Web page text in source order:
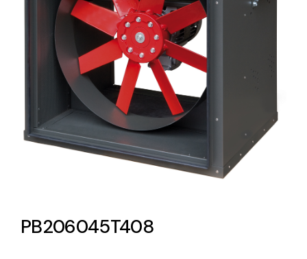
Lighting and Electrical
Equipment
Complete solutions in lighting and electrical
material for each project and need
Amplia gama de ventiladores y equipos de
PB206045T408